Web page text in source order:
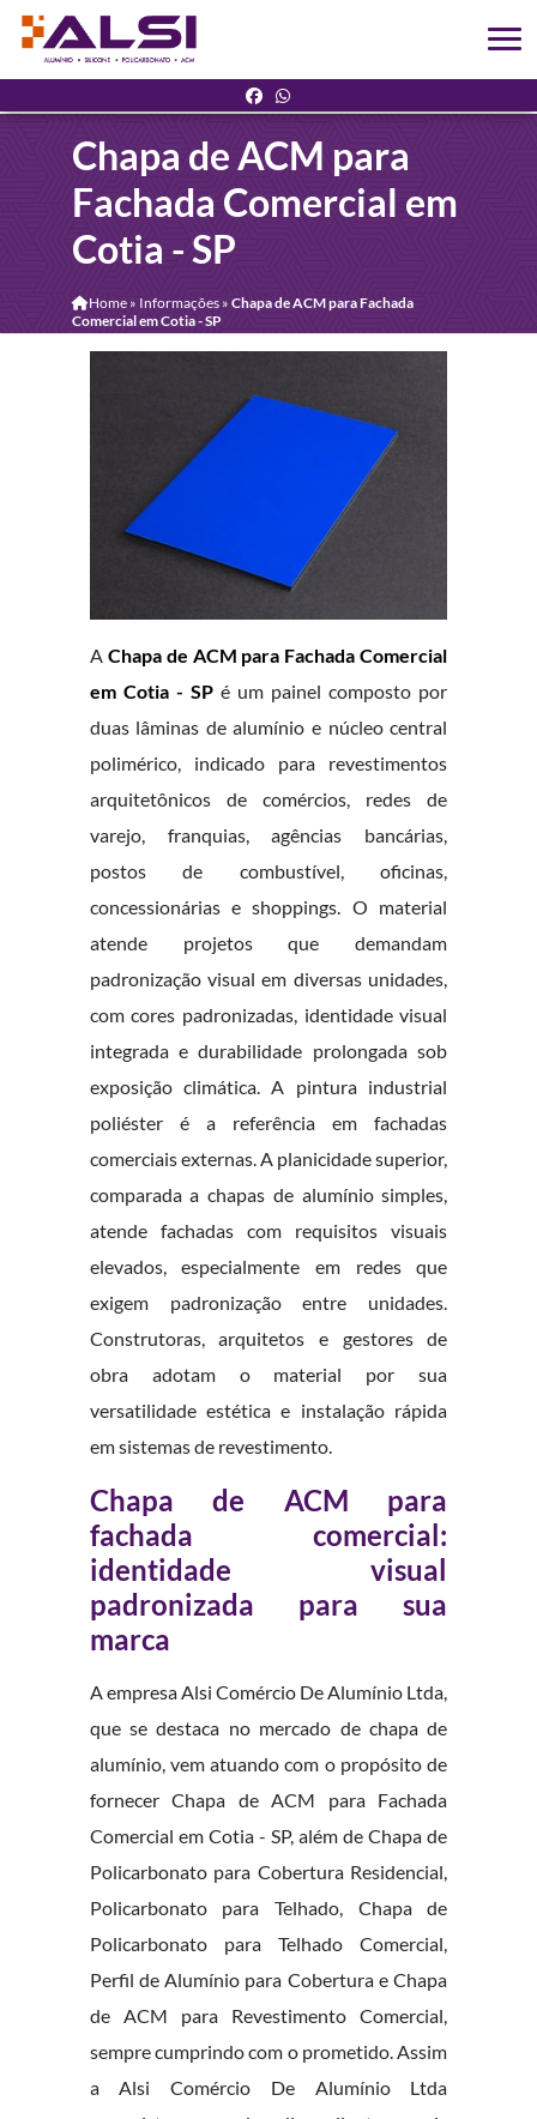
Chapa de ACM para
Fachada Comercial em
Cotia - SP
Home» Informações » Chapa de ACM para Fachada
Comercial em Cotia - SP
A Chapa de ACM para Fachada Comercial
em Cotia - SPé um painel composto por
duas lâminas de alumínio e núcleo central
polimérico, indicado para revestimentos
arquitetônicos de comércios, redes de
varejo, franquias, agências bancárias,
postos de combustível, oficinas,
concessionárias e shoppings. O material
atende projetos que demandam
padronização visual em diversas unidades,
com cores padronizadas, identidade visual
integrada e durabilidade prolongada sob
exposição climática. A pintura industrial
poliéster é a referência em fachadas
comerciais externas. A planicidade superior,
comparada a chapas de alumínio simples,
atende fachadas com requisitos visuais
elevados, especialmente em redes que
exigem padronização entre unidades.
Construtoras, arquitetos e gestores de
obra adotam o material por sua
versatilidade estética e instalação rápida
em sistemas de revestimento.
Chapa de ACM para
fachada comercial:
identidade visual
padronizada para sua
marca
A empresa Alsi Comércio De Alumínio Ltda,
que se destaca no mercado de chapa de
alumínio, vem atuando com o propósito de
fornecer Chapa de ACM para Fachada
Comercial em Cotia - SP, além de Chapa de
Policarbonato para Cobertura Residencial,
Policarbonato para Telhado, Chapa de
Policarbonato para Telhado Comercial,
Perfil de Alumínio para Cobertura e Chapa
de ACM para Revestimento Comercial,
sempre cumprindo com o prometido. Assim
a Alsi Comércio De Alumínio Ltda